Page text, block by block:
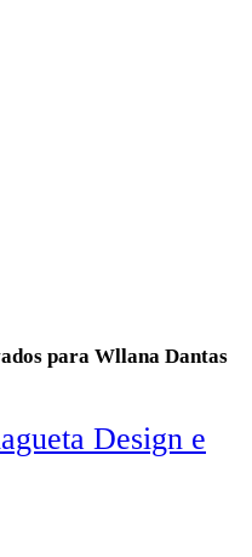
para Wllana Dantas
Design e